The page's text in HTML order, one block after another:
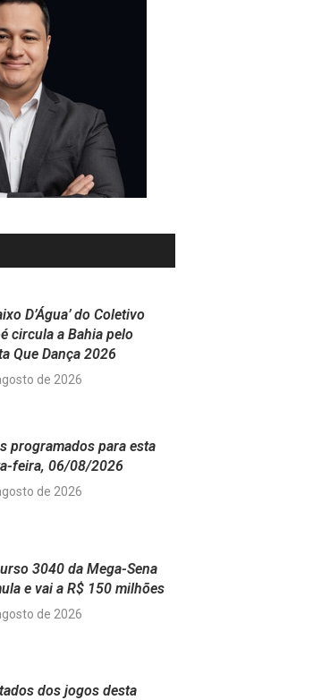
D’Água’ do Coletivo
circula a Bahia pelo
Que Dança 2026
de 2026
programados para esta
feira, 06/08/2026
de 2026
3040 da Mega-Sena
e vai a R$ 150 milhões
de 2026
dos jogos desta